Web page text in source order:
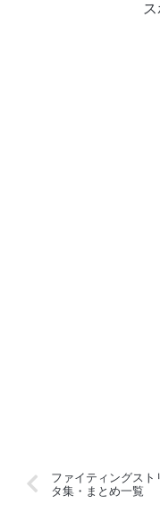
ファイティングス
タ集・まとめ一覧